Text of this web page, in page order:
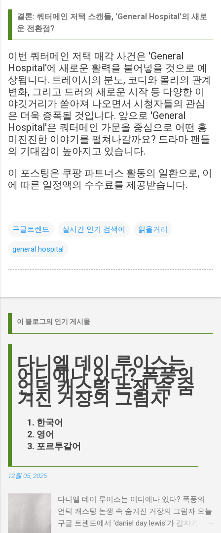
결론: 쿼터메인 저택 스캔들, 'General Hospital'의 새로
운 전환점?
이번 쿼터메인 저택 매각 사건은 'General
Hospital'에 새로운 활력을 불어넣을 것으로 예
상됩니다. 트레이시의 분노, 코디와 몰리의 관계
변화, 그리고 드러의 새로운 시작 등 다양한 이
야깃거리가 쏟아져 나오면서 시청자들의 관심
은 더욱 증폭될 것입니다. 앞으로 'General
Hospital'은 쿼터메인 가문을 중심으로 어떤 흥
미진진한 이야기를 펼쳐나갈까요? 드라마 팬들
의 기대감이 높아지고 있습니다.
이 포스팅은 쿠팡 파트너스 활동의 일환으로, 이
에 따른 일정액의 수수료를 제공받습니다.
구글트렌드 실시간 인기 검색어 읽을거리
general hospital
이 블로그의 인기 게시물
다니엘 데이 루이스는
어디에나 있다? 폭풍의
언덕 캐스팅 논쟁 속 숨
겨진 거장의 그림자
한국어
영어
포르투갈어
12월 05, 2025
다니엘 데이 루이스는 어디에나 있다? 폭풍의
언덕 캐스팅 논쟁 속 숨겨진 거장의 그림자 오늘
구글 트렌드에서 'daniel day lewis'가 갑자기 떠